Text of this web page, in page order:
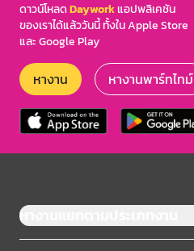
ดาวน์โหลดDayworkแอปพลิเคชัน
ของเราได้แล้ววันนี้ ทั้งใน Apple Store
และ Google Play
หางาน หางานพาร์ทไทม์
หางานแยกตามประเภทงาน